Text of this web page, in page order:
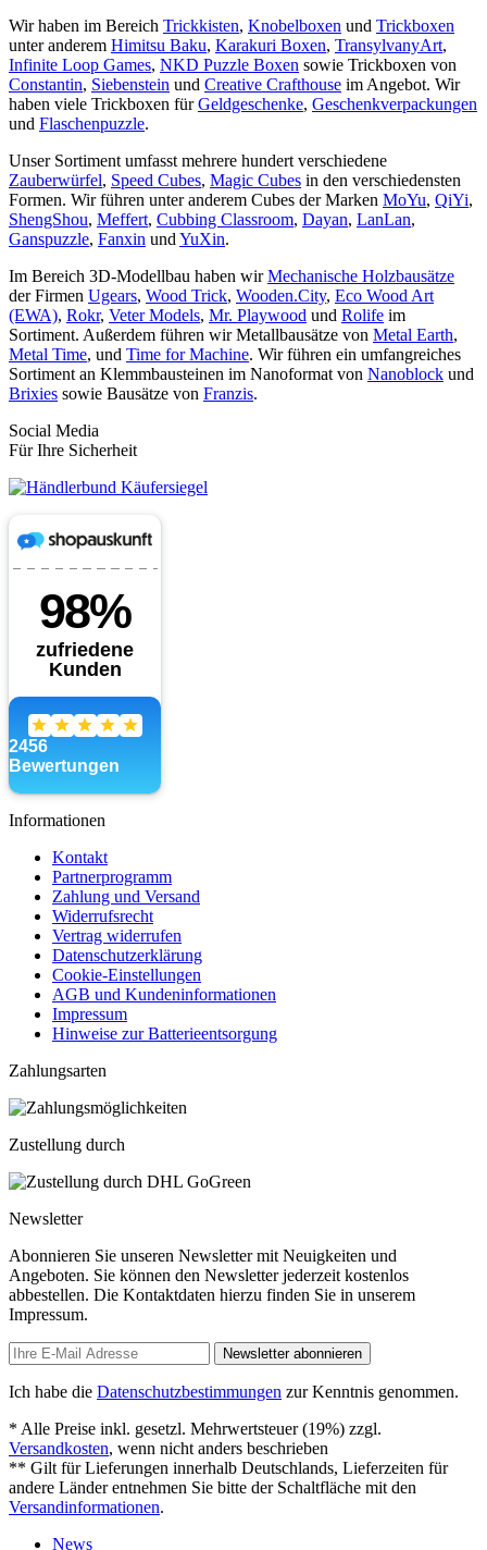
Wir haben im Bereich Trickkisten, Knobelboxen und Trickboxen
unter anderem Himitsu Baku, Karakuri Boxen, TransylvanyArt,
Infinite Loop Games, NKD Puzzle Boxen sowie Trickboxen von
Constantin, Siebenstein und Creative Crafthouse im Angebot. Wir
haben viele Trickboxen fürGeldgeschenke, Geschenkverpackungen
und Flaschenpuzzle.
Unser Sortiment umfasst mehrere hundert verschiedene
Zauberwürfel, Speed Cubes, Magic Cubes in den verschiedensten
Formen. Wir führen unter anderem Cubes der Marken MoYu, QiYi,
ShengShou, Meffert, Cubbing Classroom, Dayan, LanLan,
Ganspuzzle, Fanxin und YuXin.
Im Bereich 3D-Modellbau haben wirMechanische Holzbausätze
der Firmen Ugears, Wood Trick, Wooden.City, Eco Wood Art
(EWA), Rokr, Veter Models, Mr. Playwood und Rolife im
Sortiment. Außerdem führen wir Metallbausätze von Metal Earth,
Metal Time, und Time for Machine. Wir führen ein umfangreiches
Sortiment an Klemmbausteinen im Nanoformat von Nanoblock und
Brixies sowie Bausätze von Franzis.
Social Media
Für Ihre Sicherheit
Informationen
Kontakt
Partnerprogramm
Zahlung und Versand
Widerrufsrecht
Vertrag widerrufen
Datenschutzerklärung
Cookie-Einstellungen
AGB und Kundeninformationen
Impressum
Hinweise zur Batterieentsorgung
Zahlungsarten
Zustellung durch
Newsletter
Abonnieren Sie unseren Newsletter mit Neuigkeiten und
Angeboten. Sie können den Newsletter jederzeit kostenlos
abbestellen. Die Kontaktdaten hierzu finden Sie in unserem
Impressum.
Newsletter abonnieren
Ich habe die Datenschutzbestimmungen zur Kenntnis genommen.
* Alle Preise inkl. gesetzl. Mehrwertsteuer (19%) zzgl.
Versandkosten, wenn nicht anders beschrieben
** Gilt für Lieferungen innerhalb Deutschlands, Lieferzeiten für
andere Länder entnehmen Sie bitte der Schaltfläche mit den
Versandinformationen.
News